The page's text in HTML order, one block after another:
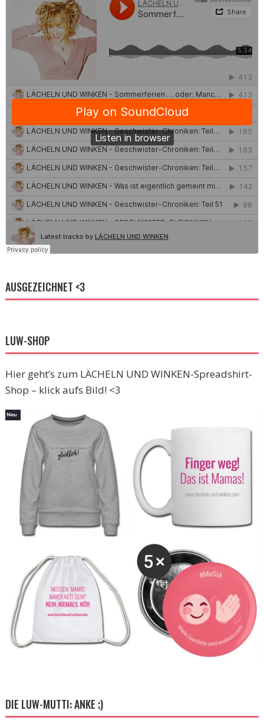
AUSGEZEICHNET <3
LUW-SHOP
Hier geht’s zum LÄCHELN UND WINKEN-Spreadshirt-
Shop – klick aufs Bild! <3
DIE LUW-MUTTI: ANKE ;)